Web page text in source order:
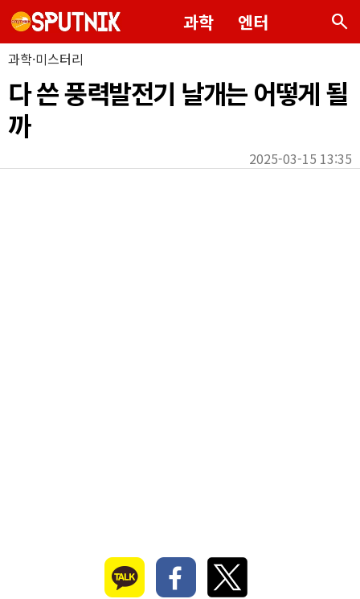
과학 엔터 search
과학·미스터리
다 쓴 풍력발전기 날개는 어떻게 될
까
2025-03-15 13:35